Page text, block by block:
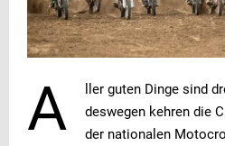
A
ller guten Dinge sind
deswegen kehren die
der nationalen